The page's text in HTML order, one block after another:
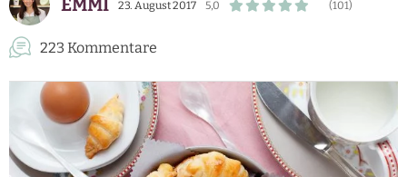
EMMI 23. August 2017 5,0 (101)
223 Kommentare